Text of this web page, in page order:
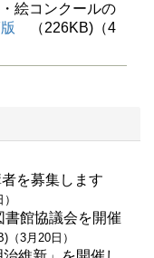
絵コンクールの
（226KB)（4
者を募集します
館協議会を開催
（3月20日）